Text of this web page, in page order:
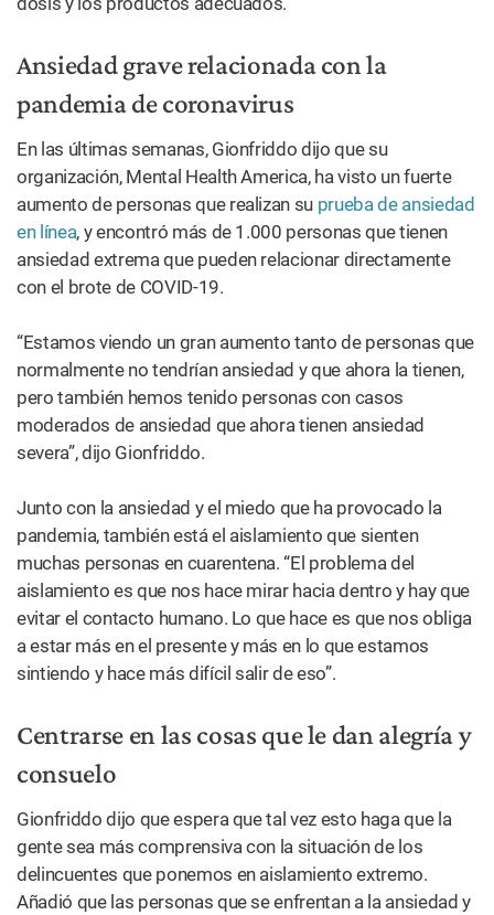
Ansiedad grave relacionada con la
pandemia de coronavirus
En las últimas semanas, Gionfriddo dijo que su
organización, Mental Health America, ha visto un fuerte
aumento de personas que realizan su prueba de ansiedad
en línea, y encontró más de 1.000 personas que tienen
ansiedad extrema que pueden relacionar directamente
con el brote de COVID-19.
“Estamos viendo un gran aumento tanto de personas que
normalmente no tendrían ansiedad y que ahora la tienen,
pero también hemos tenido personas con casos
moderados de ansiedad que ahora tienen ansiedad
severa”, dijo Gionfriddo.
Junto con la ansiedad y el miedo que ha provocado la
pandemia, también está el aislamiento que sienten
muchas personas en cuarentena. “El problema del
aislamiento es que nos hace mirar hacia dentro y hay que
evitar el contacto humano. Lo que hace es que nos obliga
a estar más en el presente y más en lo que estamos
sintiendo y hace más difícil salir de eso”.
Centrarse en las cosas que le dan alegría y
consuelo
Gionfriddo dijo que espera que tal vez esto haga que la
gente sea más comprensiva con la situación de los
delincuentes que ponemos en aislamiento extremo.
Añadió que las personas que se enfrentan a la ansiedad y